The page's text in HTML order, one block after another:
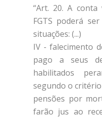
“Art. 20. A
FGTS poderá
situações: (...)
IV - falecimento
pago a seus
habilitados
segundo o
pensões por
farão jus ao